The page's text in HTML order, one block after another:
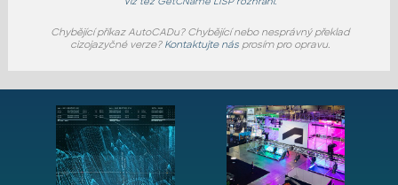
Chybějící příkaz AutoCADu? Chybějící nebo nesprávný překlad
cizojazyčné verze? Kontaktujte násprosím pro opravu.